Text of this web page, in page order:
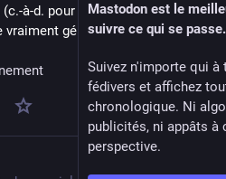
à-d. pour partager l'info) ?
vraiment géré/prévu par
Mastodon est le
suivre ce qui se passe.
Suivez n'importe qui à
fédivers et affichez
chronologique. Ni
publicités, ni appâts à
perspective.